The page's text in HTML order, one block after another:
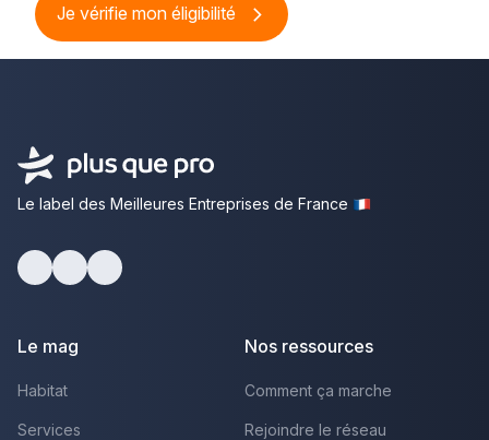
Je vérifie mon éligibilité
Le label des Meilleures Entreprises de France
Le mag
Habitat
Services
Nos ressources
Comment ça marche
Rejoindre le réseau